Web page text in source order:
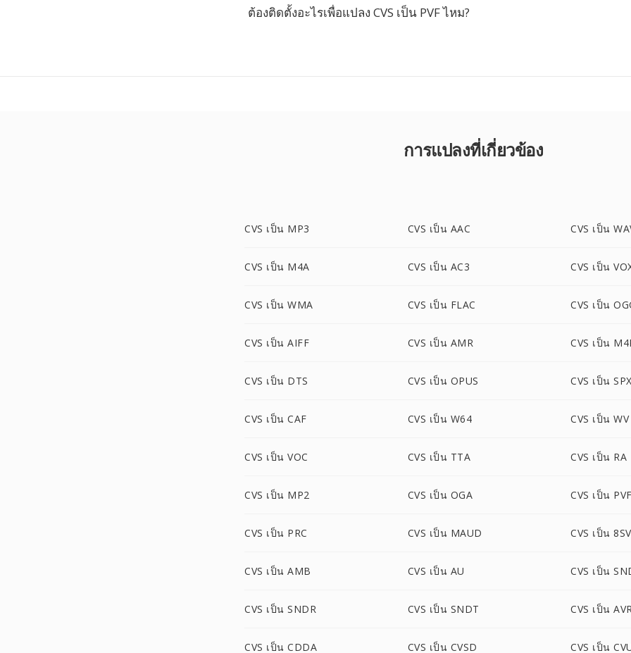
ต้องติดตั้งอะไรเพื่อแปลง CVS เป็น PVF ไหม?
การแปลงที่เกี่ยวข้อง
CVS เป็น MP3 CVS เป็น AAC CVS เป็น
CVS เป็น M4A CVS เป็น AC3 CVS เป็น
CVS เป็น WMA CVS เป็น FLAC CVS เป็น
CVS เป็น AIFF CVS เป็น AMR CVS เป็น
CVS เป็น DTS CVS เป็น OPUS CVS เป็น SPX
CVS เป็น CAF CVS เป็น W64 CVS เป็น WV
CVS เป็น VOC CVS เป็น TTA CVS เป็น RA
CVS เป็น MP2 CVS เป็น OGA CVS เป็น PVF
CVS เป็น PRC CVS เป็น MAUD CVS เป็น
CVS เป็น AMB CVS เป็น AU CVS เป็น
CVS เป็น SNDR CVS เป็น SNDT CVS เป็น
CVS เป็น CDDA CVS เป็น CVSD CVS เป็น